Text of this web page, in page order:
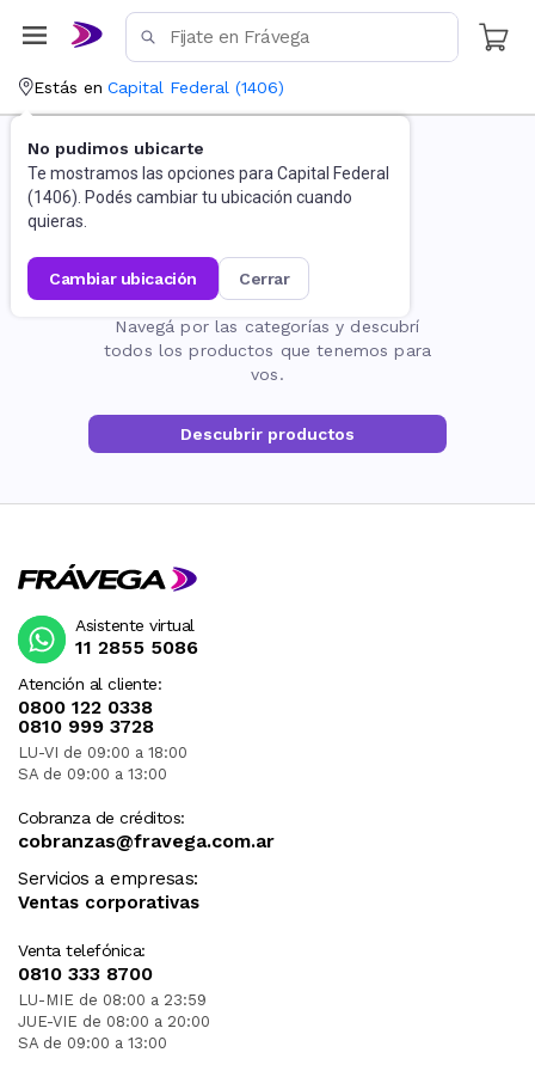
Estás en Capital Federal (1406)
No pudimos ubicarte
Te mostramos las opciones para Capital Federal
(1406). Podés cambiar tu ubicación cuando
quieras.
cambiar ubicación cerrar
La página no existe
Navegá por las categorías y descubrí
todos los productos que tenemos para
vos.
Descubrir productos
Atención al cliente:
0800 122 0338
0810 999 3728
LU-VI de 09:00 a 18:00
SA de 09:00 a 13:00
Cobranza de créditos:
cobranzas@fravega.com.ar
Servicios a empresas:
Ventas corporativas
Venta telefónica:
0810 333 8700
LU-MIE de 08:00 a 23:59
JUE-VIE de 08:00 a 20:00
SA de 09:00 a 13:00
Asistente virtual
11 2855 5086